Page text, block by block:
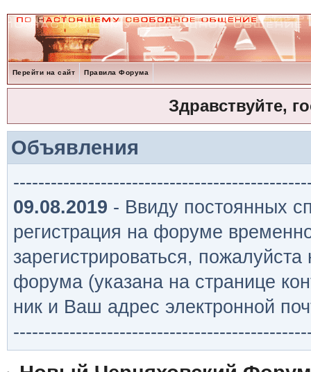
Перейти на сайт Правила Форума
Здравствуйте,
Объявления
09.08.2019 - Ввиду постоянных
регистрация на форуме
зарегистрироваться,
форума (указана на странице
ник и Ваш адрес электронной